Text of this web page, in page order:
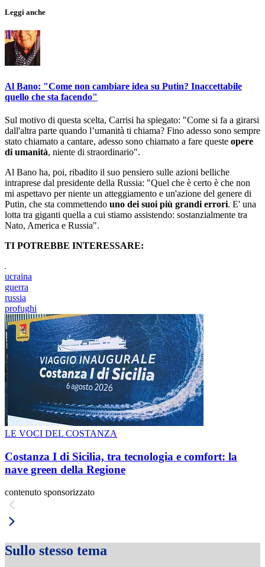
Leggi anche
Al Bano: "Come non cambiare idea su Putin? Inaccettabile
quello che sta facendo"
Sul motivo di questa scelta, Carrisi ha spiegato: "Come si fa a girarsi
dall'altra parte quando l’umanità ti chiama? Fino adesso sono sempre
stato chiamato a cantare, adesso sono chiamato a fare queste opere
di umanità, niente di straordinario".
Al Bano ha, poi, ribadito il suo pensiero sulle azioni belliche
intraprese dal presidente della Russia: "Quel che è certo è che non
mi aspettavo per niente un atteggiamento e un'azione del genere di
Putin, che sta commettendo uno dei suoi più grandi errori. E' una
lotta tra giganti quella a cui stiamo assistendo: sostanzialmente tra
Nato, America e Russia".
TI POTREBBE INTERESSARE:
ucraina
guerra
russia
profughi
LE VOCI DEL COSTANZA
Costanza I di Sicilia, tra tecnologia e comfort: la
nave green della Regione
contenuto sponsorizzato
Sullo stesso tema